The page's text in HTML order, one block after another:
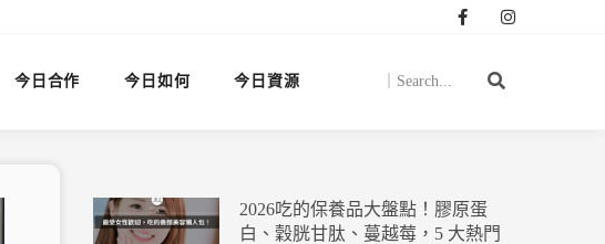
今日合作 今日如何 今日資源
2026吃的保養品大盤點！膠原蛋
白、穀胱甘肽、蔓越莓，5 大熱門